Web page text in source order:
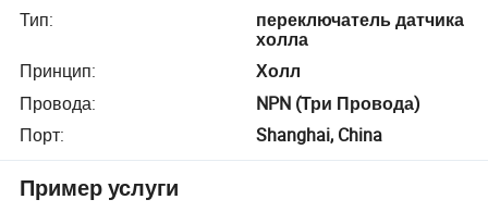
Тип:
переключатель датчика
холла
Принцип:
Холл
Провода:
NPN (Три Провода)
Порт: Shanghai, China
Пример услуги